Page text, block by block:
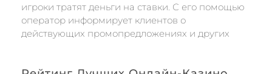
игроки тратят деньги на ставки. С его помощью
оператор информирует клиентов о
действующих промопредложениях и других